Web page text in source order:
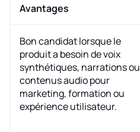
Avantages
Bon candidat lorsque le
produit a besoin de voix
synthétiques, narrations ou
contenus audio pour
marketing, formation ou
expérience utilisateur.